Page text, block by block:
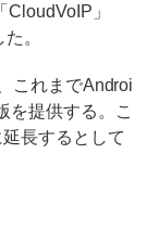
」
。
これまでAndroi
を提供する。こ
長するとして